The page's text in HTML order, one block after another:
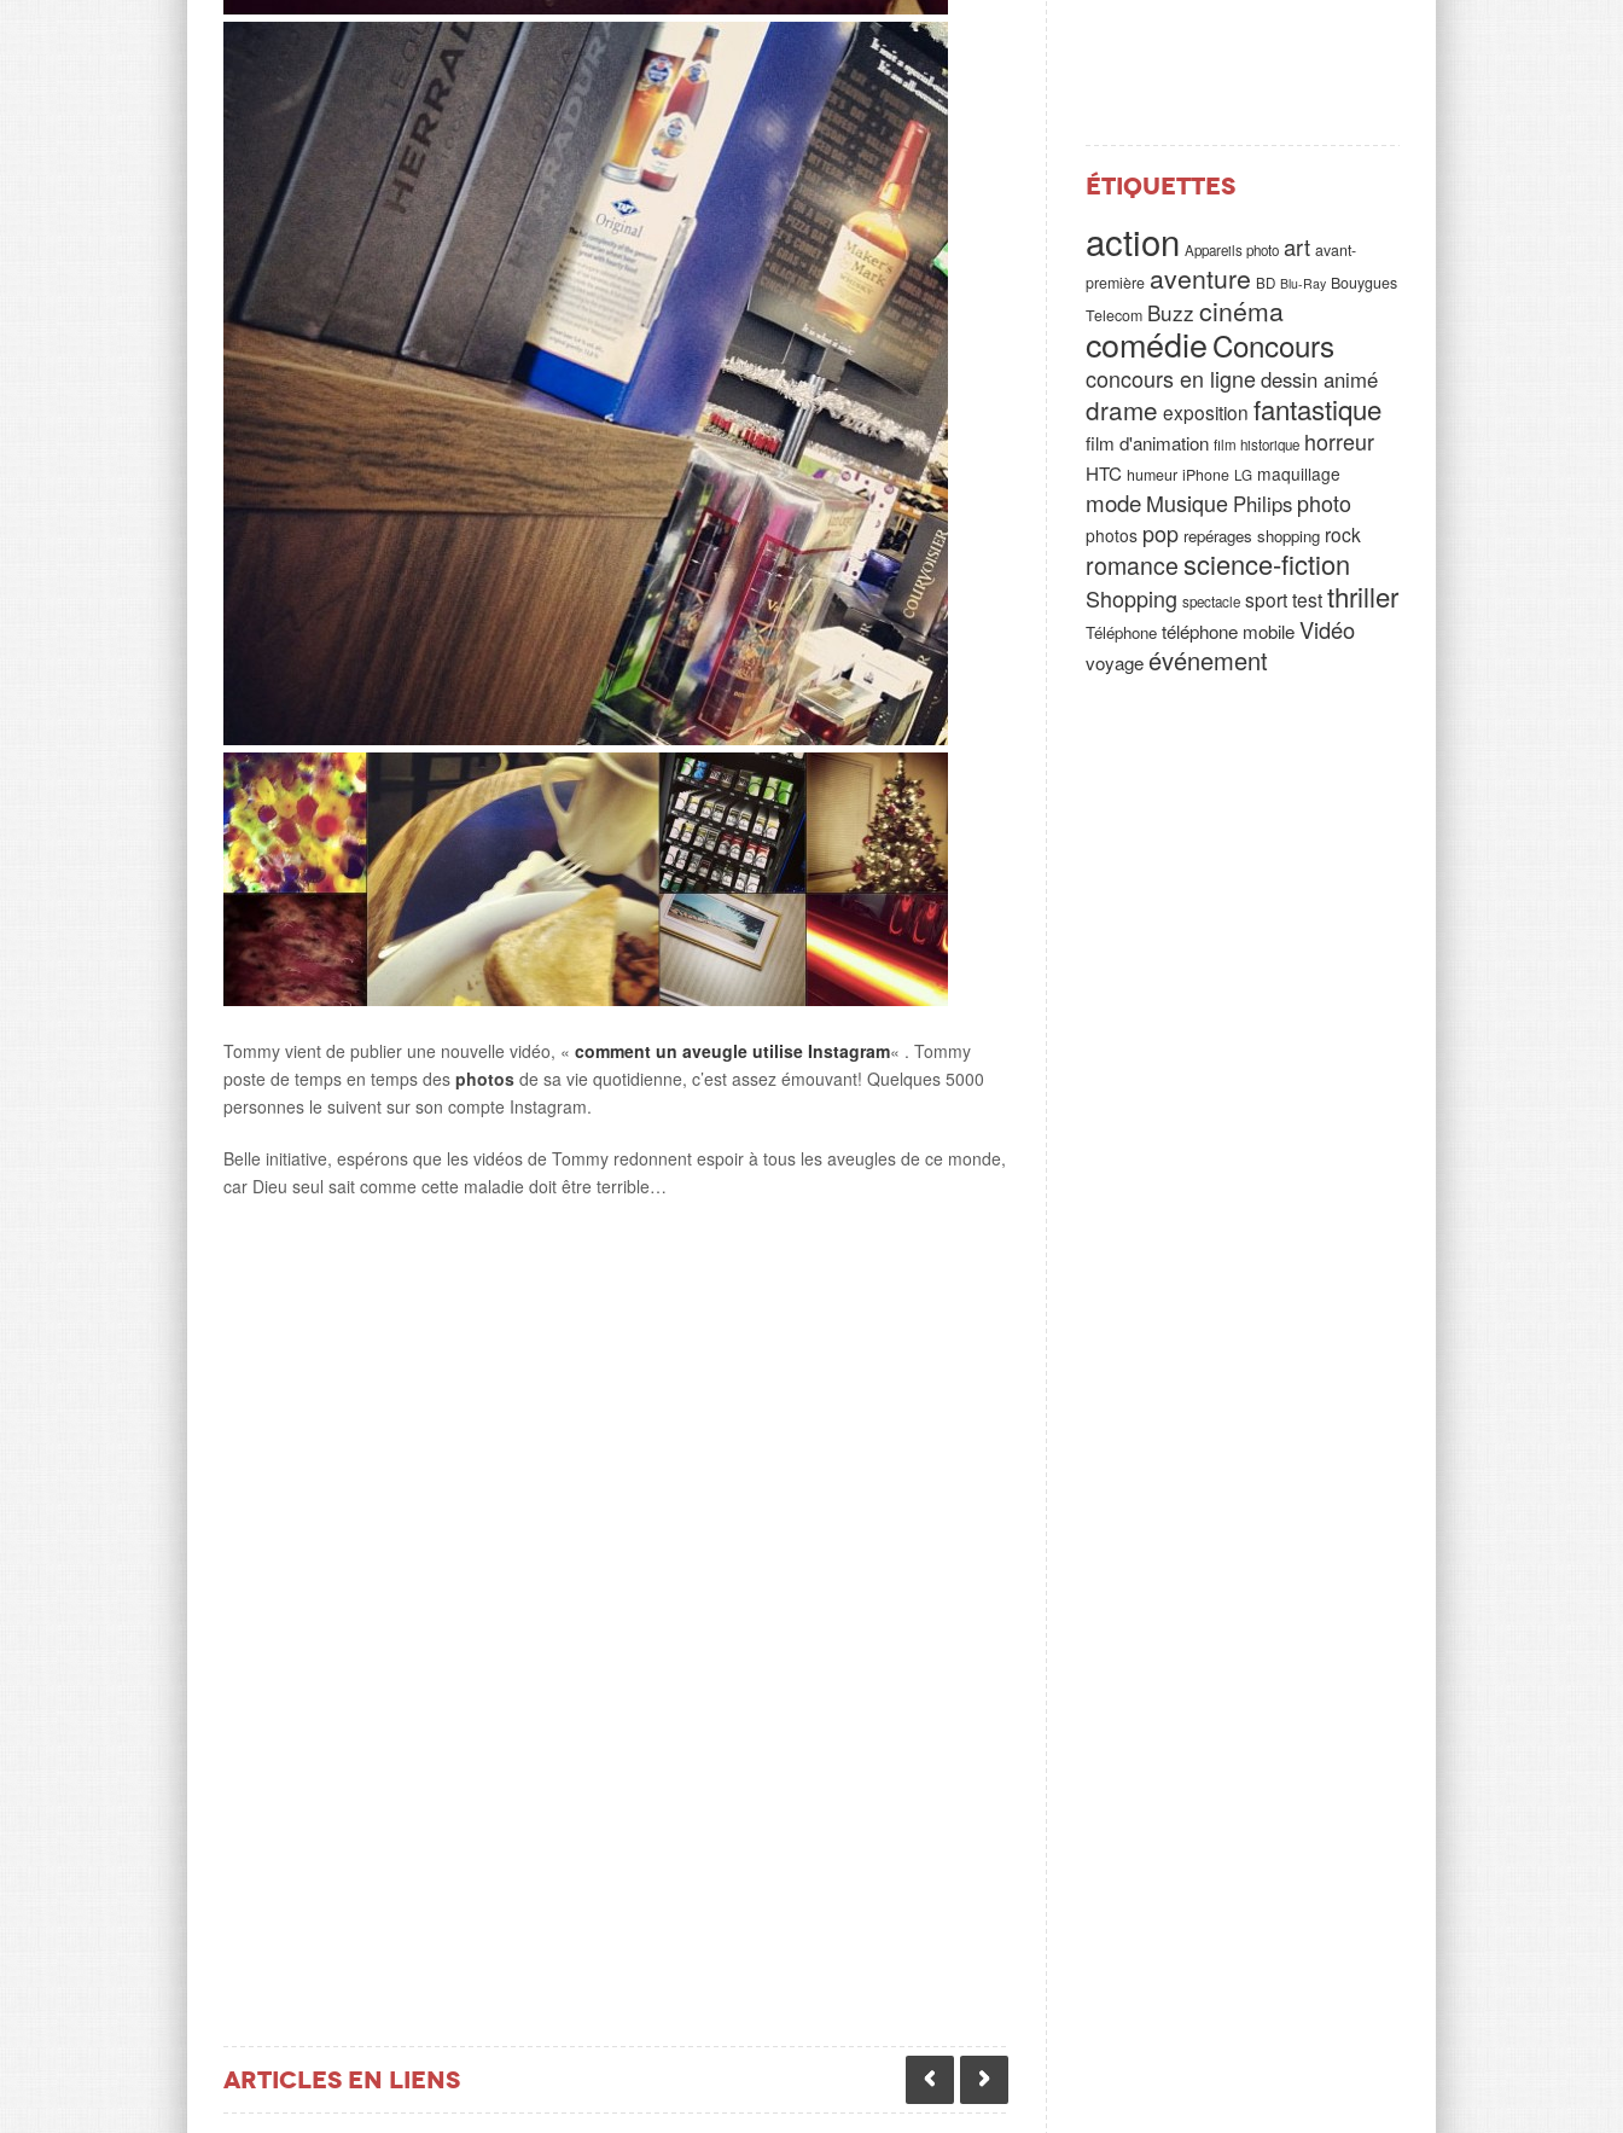
Tommy vient de publier une nouvelle vidéo, « comment un aveugle utilise Instagram« . Tommy
poste de temps en temps des photos de sa vie quotidienne, c’est assez émouvant! Quelques 5000
personnes le suivent sur son compte Instagram.
Belle initiative, espérons que les vidéos de Tommy redonnent espoir à tous les aveugles de ce monde,
car Dieu seul sait comme cette maladie doit être terrible…
Articles en liens
Étiquettes
action Appareils photo art avant-
première aventure BD Blu-Ray Bouygues
Telecom Buzz cinéma
comédieConcours
concours en lignedessin animé
drame exposition fantastique
film d'animation film historique horreur
HTC humeur iPhone LG maquillage
modeMusique Philips photo
photos pop repérages shopping rock
romancescience-fiction
Shopping spectacle sporttestthriller
Téléphone téléphone mobileVidéo
voyageévénement